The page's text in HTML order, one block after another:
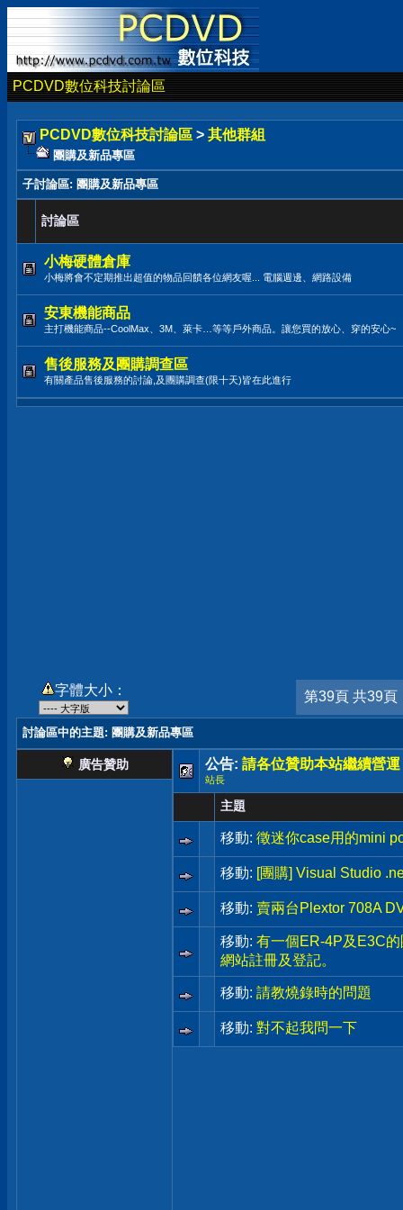
PCDVD數位科技討論區
PCDVD數位科技討論區 > 其他群組
團購及新品專區
子討論區: 團購及新品專區
討論區
小梅硬體倉庫
小梅將會不定期推出超值的物品回饋各位網友喔... 電腦週邊、網路設備
安東機能商品
主打機能商品--CoolMax、3M、萊卡…等等戶外商品。讓您買的放心、穿的安心~
售後服務及團購調查區
有關產品售後服務的討論,及團購調查(限十天)皆在此進行
字體大小： 第39頁 共39頁
討論區中的主題: 團購及新品專區
廣告贊助 公告: 請各位贊助本站繼續營運
站長
主題
移動: 徵迷你case用的mini
移動: [團購] Visual Studio
移動: 賣兩台Plextor 708A
移動: 有一個ER-4P及E3C
網站註冊及登記。
移動: 請教燒錄時的問題
移動: 對不起我問一下